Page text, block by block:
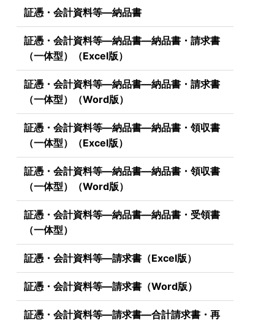
証憑・会計資料等―納品書
証憑・会計資料等―納品書―納品書・請求書
（一体型）（Excel版）
証憑・会計資料等―納品書―納品書・請求書
（一体型）（Word版）
証憑・会計資料等―納品書―納品書・領収書
（一体型）（Excel版）
証憑・会計資料等―納品書―納品書・領収書
（一体型）（Word版）
証憑・会計資料等―納品書―納品書・受領書
（一体型）
証憑・会計資料等―請求書（Excel版）
証憑・会計資料等―請求書（Word版）
証憑・会計資料等―請求書―合計請求書・再